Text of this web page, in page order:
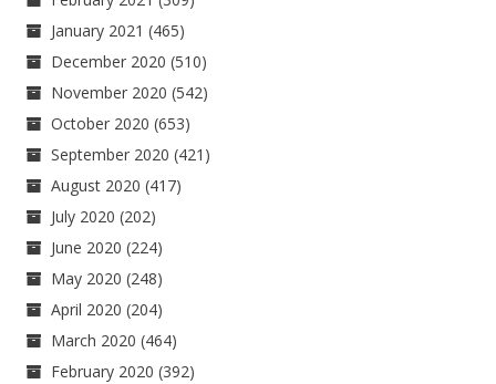
January 2021 (465)
December 2020 (510)
November 2020 (542)
October 2020 (653)
September 2020 (421)
August 2020 (417)
July 2020 (202)
June 2020 (224)
May 2020 (248)
April 2020 (204)
March 2020 (464)
February 2020 (392)